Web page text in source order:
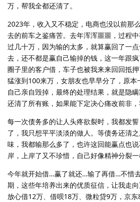
万，帮我全都还清了。
2023年，收入又不稳定，电商也没以前那
去的前车之鉴痛苦。去年浑浑噩噩，过程
过几十万，因为输的太多，就算赢回了一
去，还不都是赢自己输掉的钱，这一年跟
圈子里的客户借，车子也被我来来回回抵
猛涨到100来万，女朋友也早早分了，原本
自己亲自毁掉，最终的处理结果，就是隐
还清了所有账，如果能下定决心痛改前非，
每一次债务多的让人头疼欲裂时，我都发
了，我只想平平淡淡的做人。等债务还清
味，我都输那么多了，也许这回能赢点也
岸，上岸了又不珍惜，自己好像精神分裂一
今年就开始借…赢了就还…输了再借…不惜
期，这些年培养出来的优质征信，让我走
放心借12万、借呗18万、微粒贷9万，京